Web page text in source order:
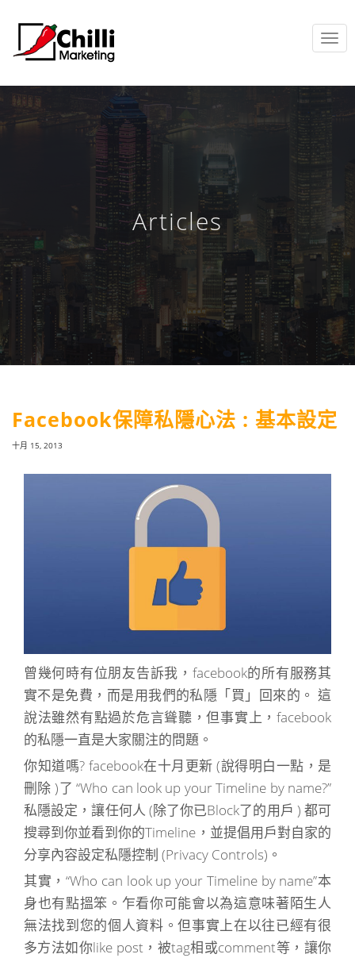
Articles
Facebook保障私隱心法 : 基本設定
十月 15, 2013
曾幾何時有位朋友告訴我，facebook的所有服務其
實不是免費，而是用我們的私隱「買」回來的。 這
說法雖然有點過於危言聳聽，但事實上，facebook
的私隱一直是大家關注的問題。
你知道嗎? facebook在十月更新 (說得明白一點，是
刪除 )了 “Who can look up your Timeline by name?”
私隱設定，讓任何人 (除了你已Block了的用戶 ) 都可
搜尋到你並看到你的Timeline，並提倡用戶對自家的
分享內容設定私隱控制 (Privacy Controls)。
其實，“Who can look up your Timeline by name”本
身也有點搵笨。乍看你可能會以為這意味著陌生人
無法找到您的個人資料。但事實上在以往已經有很
多方法如你like post，被tag相或comment等，讓你